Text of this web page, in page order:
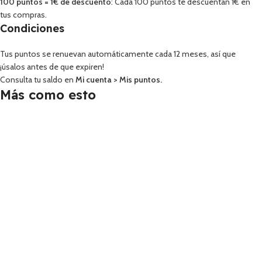
tus compras.
Condiciones
Tus puntos se renuevan automáticamente cada 12 meses, así que
¡úsalos antes de que expiren!
Consulta tu saldo en Mi cuenta > Mis puntos.
Más como esto